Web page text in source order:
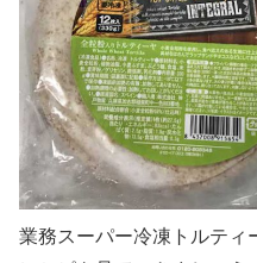
業務スーパー冷凍トルティ